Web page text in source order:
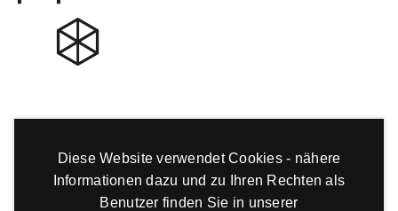
Diese Website verwendet Cookies - nähere
Informationen dazu und zu Ihren Rechten als
Benutzer finden Sie in unserer